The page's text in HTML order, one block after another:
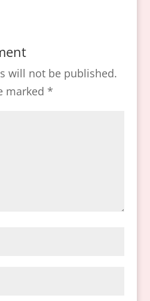
will not be published.
marked *